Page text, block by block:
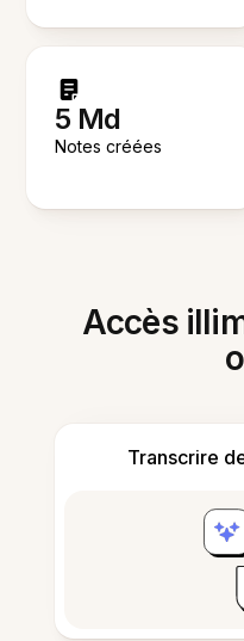
5 Md
Notes créées
Accès
Transcrire